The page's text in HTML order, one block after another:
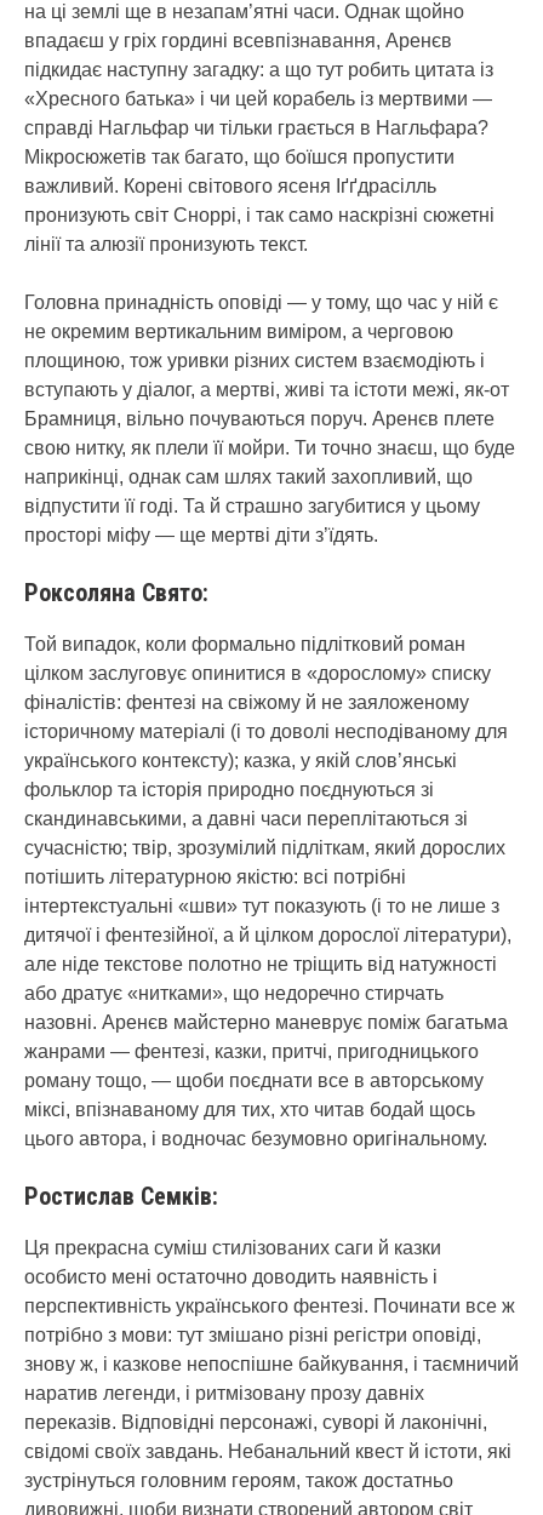
на ці землі ще в незапам’ятні часи. Однак щойно
впадаєш у гріх гордині всевпізнавання, Аренєв
підкидає наступну загадку: а що тут робить цитата із
«Хресного батька» і чи цей корабель із мертвими —
справді Нагльфар чи тільки грається в Нагльфара?
Мікросюжетів так багато, що боїшся пропустити
важливий. Корені світового ясеня Іґґдрасілль
пронизують світ Сноррі, і так само наскрізні сюжетні
лінії та алюзії пронизують текст.
Головна принадність оповіді — у тому, що час у ній є
не окремим вертикальним виміром, а черговою
площиною, тож уривки різних систем взаємодіють і
вступають у діалог, а мертві, живі та істоти межі, як-от
Брамниця, вільно почуваються поруч. Аренєв плете
свою нитку, як плели її мойри. Ти точно знаєш, що буде
наприкінці, однак сам шлях такий захопливий, що
відпустити її годі. Та й страшно загубитися у цьому
просторі міфу — ще мертві діти з’їдять.
Роксоляна Свято:
Той випадок, коли формально підлітковий роман
цілком заслуговує опинитися в «дорослому» списку
фіналістів: фентезі на свіжому й не заяложеному
історичному матеріалі (і то доволі несподіваному для
українського контексту); казка, у якій слов’янські
фольклор та історія природно поєднуються зі
скандинавськими, а давні часи переплітаються зі
сучасністю; твір, зрозумілий підліткам, який дорослих
потішить літературною якістю: всі потрібні
інтертекстуальні «шви» тут показують (і то не лише з
дитячої і фентезійної, а й цілком дорослої літератури),
але ніде текстове полотно не тріщить від натужності
або дратує «нитками», що недоречно стирчать
назовні. Аренєв майстерно маневрує поміж багатьма
жанрами — фентезі, казки, притчі, пригодницького
роману тощо, — щоби поєднати все в авторському
міксі, впізнаваному для тих, хто читав бодай щось
цього автора, і водночас безумовно оригінальному.
Ростислав Семків:
Ця прекрасна суміш стилізованих саги й казки
особисто мені остаточно доводить наявність і
перспективність українського фентезі. Починати все ж
потрібно з мови: тут змішано різні регістри оповіді,
знову ж, і казкове непоспішне байкування, і таємничий
наратив легенди, і ритмізовану прозу давніх
переказів. Відповідні персонажі, суворі й лаконічні,
свідомі своїх завдань. Небанальний квест й істоти, які
зустрінуться головним героям, також достатньо
дивовижні, щоби визнати створений автором світ